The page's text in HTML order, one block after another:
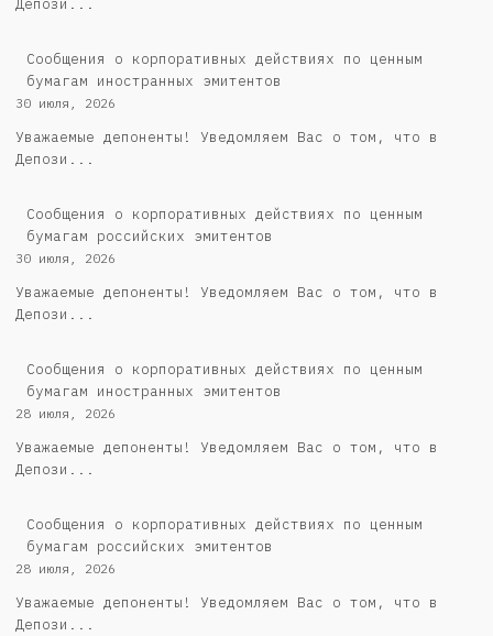
Сообщения о корпоративных действиях по ценным
бумагам иностранных эмитентов
30 июля, 2026
Уважаемые депоненты! Уведомляем Вас о том, что в
Депози...
Cообщения о корпоративных действиях по ценным
бумагам российских эмитентов
30 июля, 2026
Уважаемые депоненты! Уведомляем Вас о том, что в
Депози...
Сообщения о корпоративных действиях по ценным
бумагам иностранных эмитентов
28 июля, 2026
Уважаемые депоненты! Уведомляем Вас о том, что в
Депози...
Cообщения о корпоративных действиях по ценным
бумагам российских эмитентов
28 июля, 2026
Уважаемые депоненты! Уведомляем Вас о том, что в
Депози...